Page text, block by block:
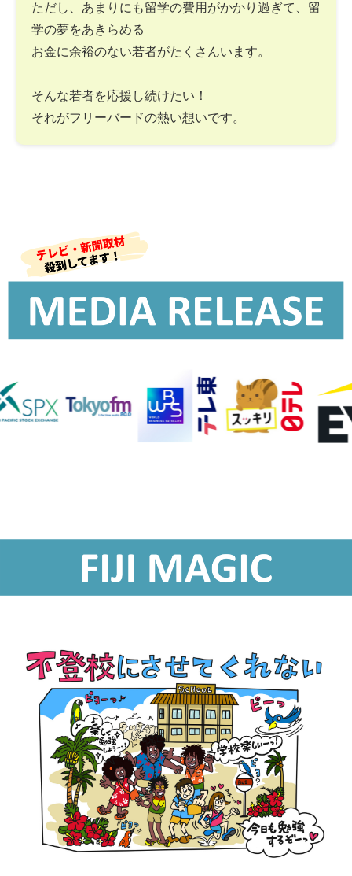
ただし、あまりにも留学の費用がかかり過ぎて、留
学の夢をあきらめる
お金に余裕のない若者がたくさんいます。
そんな若者を応援し続けたい！
それがフリーバードの熱い想いです。